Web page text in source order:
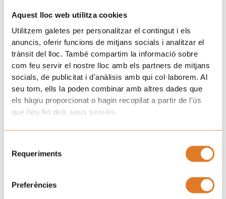
Aquest lloc web utilitza cookies
Utilitzem galetes per personalitzar el contingut i els
anuncis, oferir funcions de mitjans socials i analitzar el
trànsit del lloc. També compartim la informació sobre
com feu servir el nostre lloc amb els partners de mitjans
socials, de publicitat i d'anàlisis amb qui col·laborem. Al
seu torn, ells la poden combinar amb altres dades que
els hàgiu proporcionat o hagin recopilat a partir de l'ús
que heu fet dels seus serveis.
Requeriments
Preferències
Totebag Afanoc
7,00€
Paraguas Afanoc
12,00€
Buff deportivo Afanoc